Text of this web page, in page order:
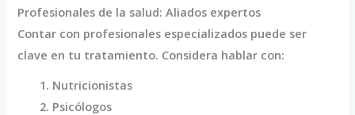
Profesionales de la salud: Aliados expertos
Contar con profesionales especializados puede ser
clave en tu tratamiento. Considera hablar con:
Nutricionistas
Psicólogos